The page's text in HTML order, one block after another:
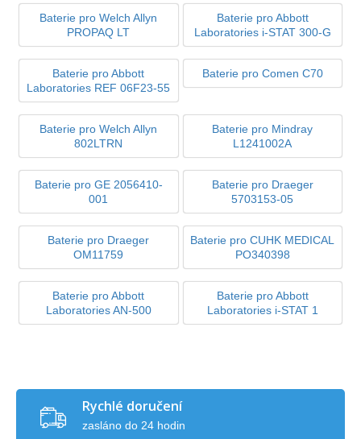
Baterie pro Welch Allyn
PROPAQ LT
Baterie pro Abbott
Laboratories i-STAT 300-G
Baterie pro Abbott
Laboratories REF 06F23-55
Baterie pro Comen C70
Baterie pro Welch Allyn
802LTRN
Baterie pro Mindray
L1241002A
Baterie pro GE 2056410-
001
Baterie pro Draeger
5703153-05
Baterie pro Draeger
OM11759
Baterie pro CUHK MEDICAL
PO340398
Baterie pro Abbott
Laboratories AN-500
Baterie pro Abbott
Laboratories i-STAT 1
Rychlé doručení
zasláno do 24 hodin